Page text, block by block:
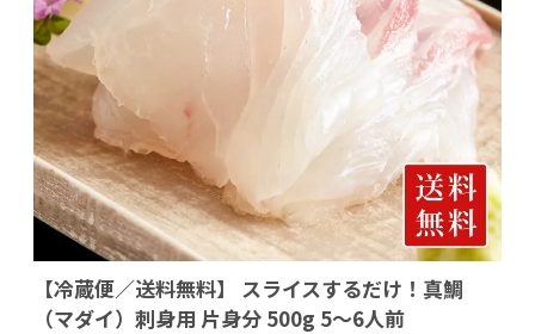
【冷蔵便／送料無料】 スライスするだけ！真鯛
（マダイ）刺身用 片身分 500g 5～6人前